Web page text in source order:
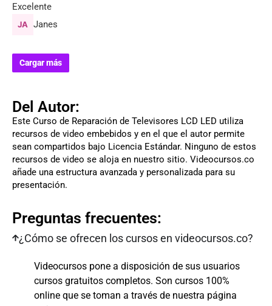
Excelente
Janes
Cargar más
Del Autor:
Este Curso de Reparación de Televisores LCD LED utiliza
recursos de video embebidos y en el que el autor permite
sean compartidos bajo Licencia Estándar. Ninguno de estos
recursos de video se aloja en nuestro sitio. Videocursos.co
añade una estructura avanzada y personalizada para su
presentación.
Preguntas frecuentes:
¿Cómo se ofrecen los cursos en videocursos.co?
Videocursos pone a disposición de sus usuarios
cursos gratuitos completos. Son cursos 100%
online que se toman a través de nuestra página